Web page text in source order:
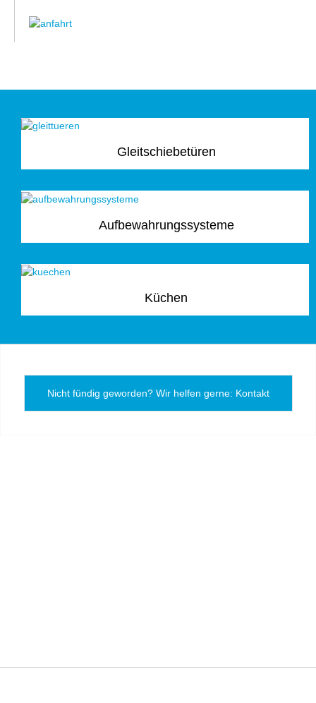
Gleitschiebetüren
Aufbewahrungssysteme
Küchen
Nicht fündig geworden? Wir helfen gerne: Kontakt